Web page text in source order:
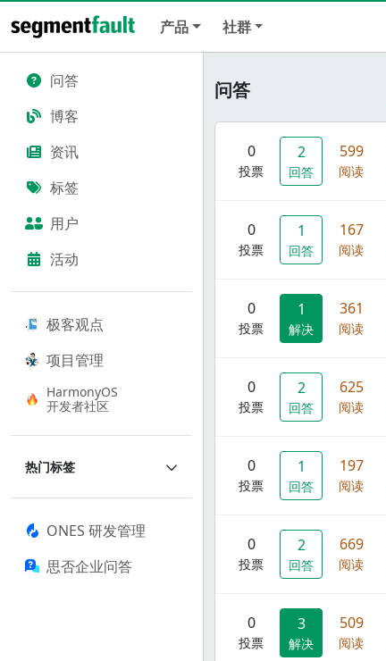
产品 社群
问答
博客
资讯
标签
用户
活动
极客观点
项目管理
HarmonyOS
开发者社区
热门标签
ONES 研发管理
思否企业问答
问答
0
投票
2
回答
599
阅读
0
投票
1
回答
167
阅读
0
投票
1
解决
361
阅读
0
投票
2
回答
625
阅读
0
投票
1
回答
197
阅读
0
投票
2
回答
669
阅读
0
投票
3
解决
509
阅读